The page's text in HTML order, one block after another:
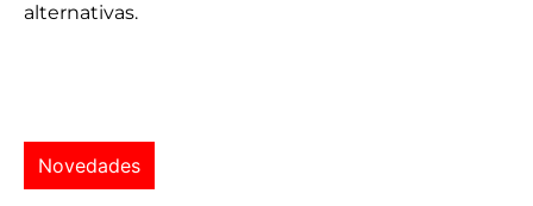
alternativas.
Novedades